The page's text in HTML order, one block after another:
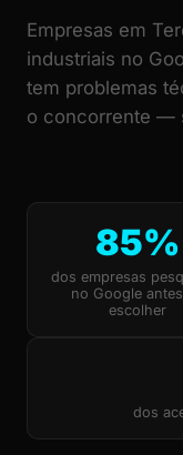
Empresas em
industriais no
tem problemas
o concorrente —
85%
dos empresas
no Google
escolher
dos